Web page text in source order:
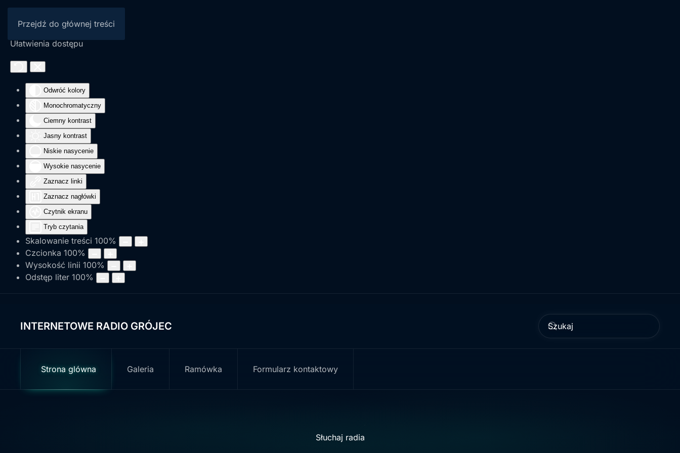
Ułatwienia dostępu
Odwróć kolory
Monochromatyczny
Ciemny kontrast
Jasny kontrast
Niskie nasycenie
Wysokie nasycenie
Zaznacz linki
Zaznacz nagłówki
Czytnik ekranu
Tryb czytania
Skalowanie treści 100%
Czcionka 100%
Wysokość linii 100%
Odstęp liter 100%
Przejdź do głównej treści
INTERNETOWE RADIO GRÓJEC
Strona glówna Galeria Ramówka Formularz kontaktowy
Słuchaj radia